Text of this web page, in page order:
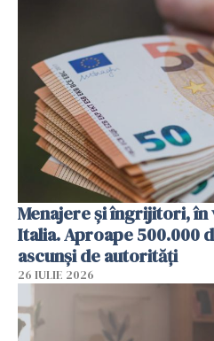
Menajere și îngrijitori,
Italia. Aproape 500.000
ascunși de autorități
26 IULIE 2026